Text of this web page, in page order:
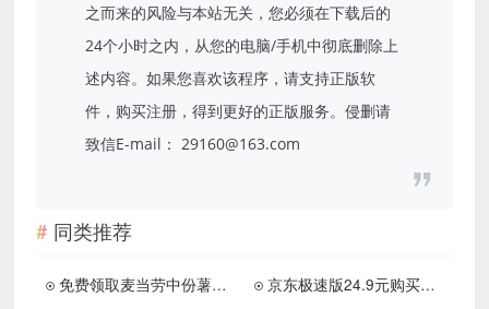
之而来的风险与本站无关，您必须在下载后的
24个小时之内，从您的电脑/手机中彻底删除上
述内容。如果您喜欢该程序，请支持正版软
件，购买注册，得到更好的正版服务。侵删请
致信E-mail： 29160@163.com
同类推荐
免费领取麦当劳中份薯条 需要任意消费
京东极速版24.9元购买安慕希一箱